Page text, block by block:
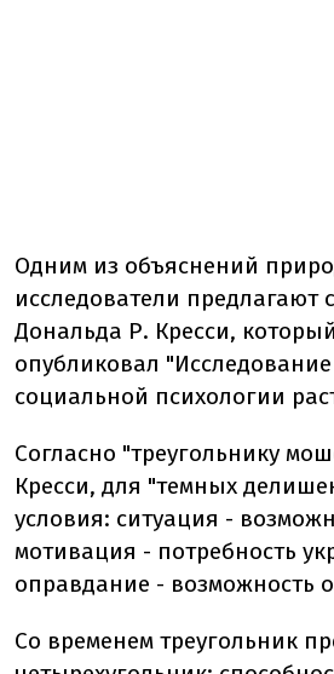
Одним из объяснений
исследователи предлагают
Дональда Р. Кресси,
опубликовал
социальной психологии
Согласно "треугольнику
Кресси, для "темных
условия: ситуация -
мотивация - потребность
оправдание - возможность
Со временем треугольник